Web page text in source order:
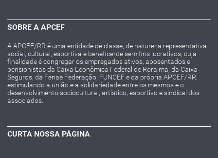
SOBRE A APCEF
A APCEF/RR é uma entidade de classe, de natureza representativa
social, cultural, esportiva e beneficente sem fins lucrativos, cuja
finalidade é congregar os empregados ativos, aposentados e
pensionistas da Caixa Econômica Federal de Roraima, da Caixa
Seguros, da Fenae Federação, FUNCEF e da própria APCEF/RR,
estimulando a união e a solidariedade entre os mesmos e o
desenvolvimento sociocultural, artístico, esportivo e sindical dos
associados.
CURTA NOSSA PÁGINA